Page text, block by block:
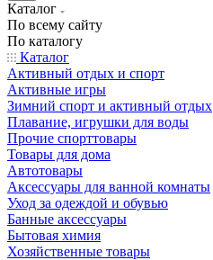
Каталог
По всему сайту
По каталогу
Каталог
Активный отдых и спорт
Активные игры
Зимний спорт и активный отдых
Плавание, игрушки для воды
Прочие спорттовары
Товары для дома
Автотовары
Аксессуары для ванной комнаты
Уход за одеждой и обувью
Банные аксессуары
Бытовая химия
Хозяйственные товары